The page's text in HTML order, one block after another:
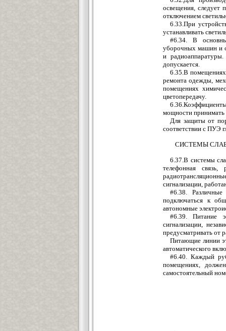
освещения, следует
отключением
6.33.При
устанавливать
#6.34. В
уборочных машин и
и
допускается.
6.35.В помещениях
ремонта одежды,
помещениях
цветопередачу.
мощности
Для защиты от
соответствии с ПУЭ
СИСТЕМЫ
6.37.В системы
телефонная
сигнализации,
#6.38.
подключаться к
автономные
#6.39. Питание
сигнализации,
предусматривать от
Питающие линии
автоматического
#6.40. Каждый
помещениях,
самостоятельный